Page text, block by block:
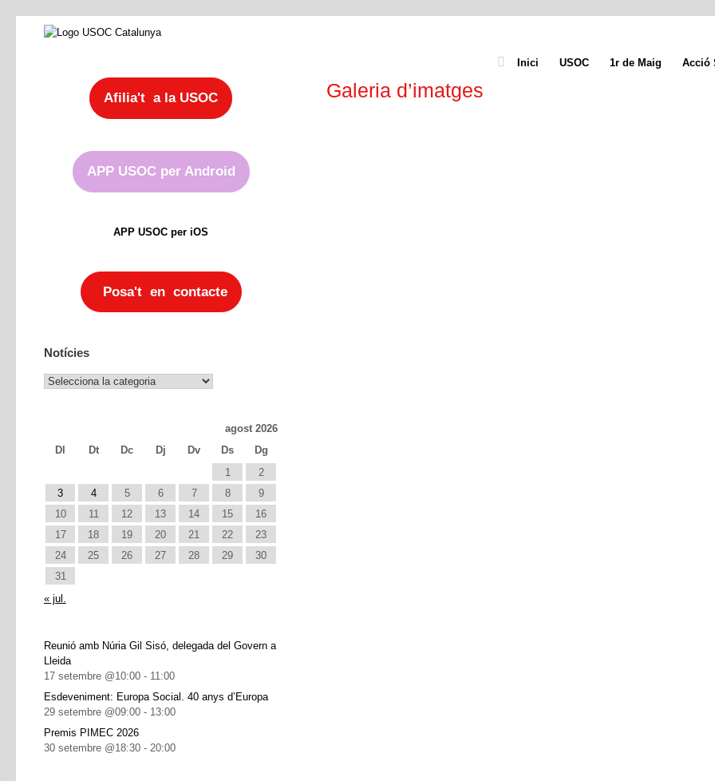
Inici USOC 1r de Maig Acció
Galeria d’imatges
Afilia't a la USOC
APP USOC per Android
APP USOC per iOS
Posa't en contacte
Notícies
Notícies
agost 2026
Dl
Dt Dc Dj Dv Ds
Dg
1
2
3
4 5 6 7 8
9
10
11 12 13 14 15
16
17
18 19 20 21 22
23
24
25 26 27 28 29
30
31
« jul.
Reunió amb Núria Gil Sisó, delegada del Govern a
Lleida
17 setembre @10:00 - 11:00
Esdeveniment: Europa Social. 40 anys d’Europa
29 setembre @09:00 - 13:00
Premis PIMEC 2026
30 setembre @18:30 - 20:00